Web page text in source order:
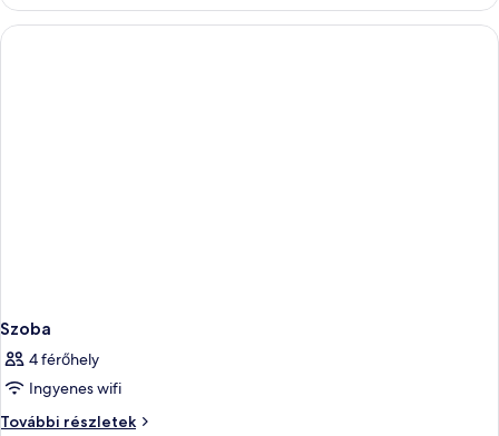
Szoba
4 férőhely
Ingyenes wifi
További részletek
Szoba